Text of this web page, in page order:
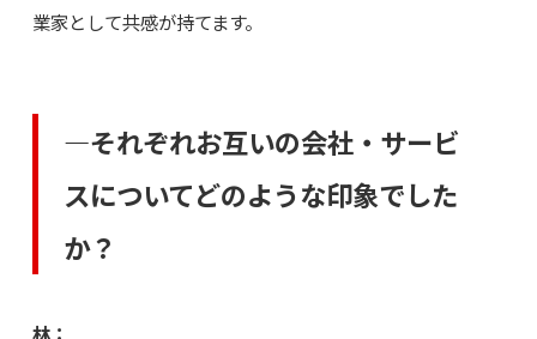
業家として共感が持てます。
―それぞれお互いの会社・サービ
スについてどのような印象でした
か？
林：